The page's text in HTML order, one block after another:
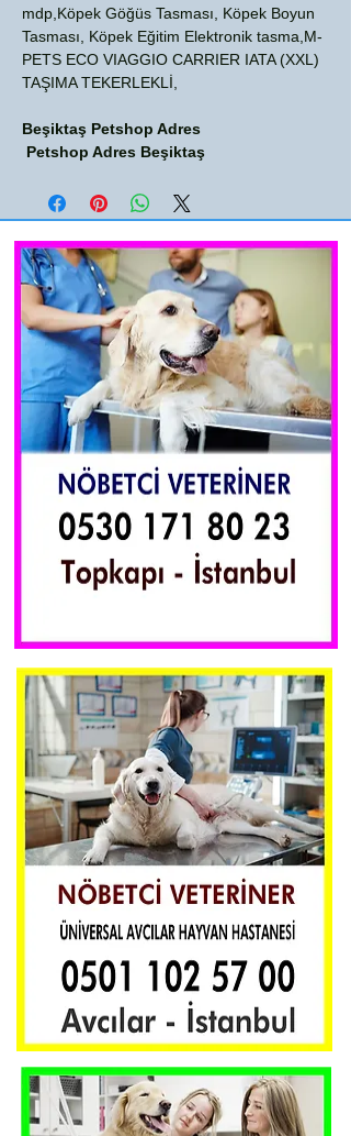
mdp,Köpek Göğüs Tasması, Köpek Boyun
Tasması, Köpek Eğitim Elektronik tasma,M-
PETS ECO VIAGGIO CARRIER IATA (XXL)
TAŞIMA TEKERLEKLİ,
Beşiktaş Petshop Adres
Petshop Adres Beşiktaş